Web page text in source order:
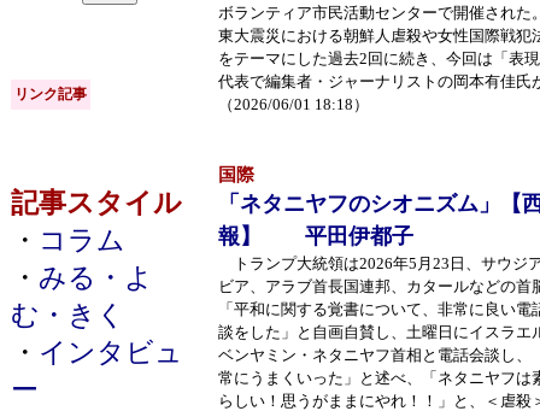
リンク記事
記事スタイル
・ コラム
・ みる・よ
む・きく
・ インタビュ
ー
ボランティア市民活動センターで開催された
東大震災における朝鮮人虐殺や女性国際戦犯
をテーマにした過去2回に続き、今回は「表
代表で編集者・ジャーナリストの岡本有佳氏
（2026/06/01 18:18）
国際
「ネタニヤフのシオニズム」【
報】 平田伊都子
トランプ大統領は2026年5月23日、サウジ
ビア、アラブ首長国連邦、カタールなどの首
「平和に関する覚書について、非常に良い電
談をした」と自画自賛し、土曜日にイスラエ
ベンヤミン・ネタニヤフ首相と電話会談し、
常にうまくいった」と述べ、「ネタニヤフは
らしい！思うがままにやれ！！」と、＜虐殺